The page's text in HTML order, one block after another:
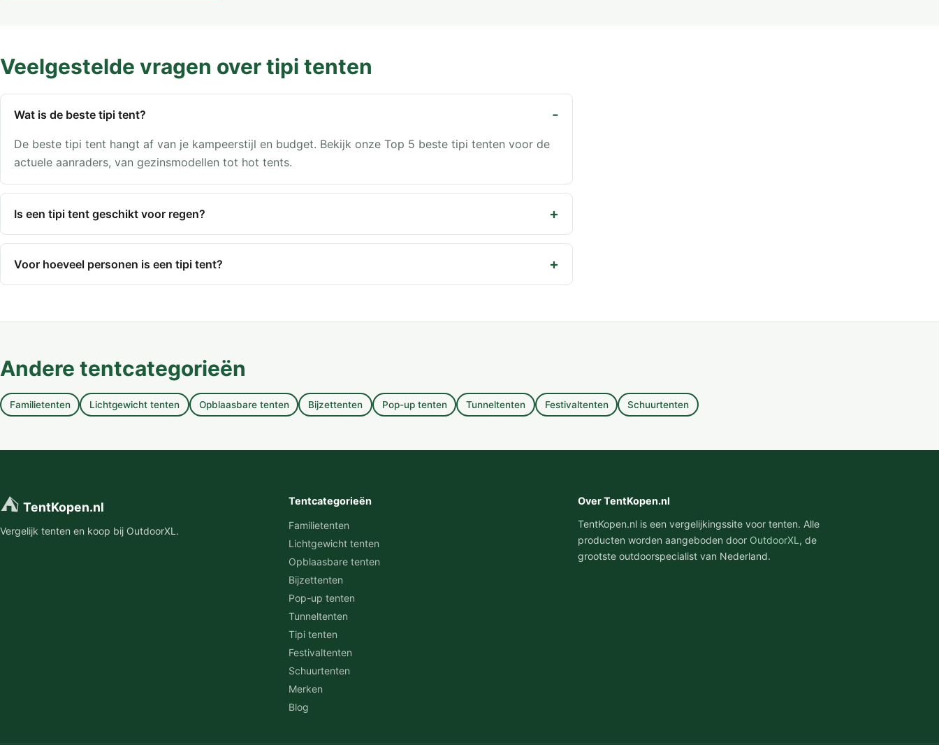
Veelgestelde vragen over tipi tenten
Wat is de beste tipi tent?
De beste tipi tent hangt af van je kampeerstijl en budget. Bekijk onze Top 5 beste tipi tenten voor de
actuele aanraders, van gezinsmodellen tot hot tents.
Is een tipi tent geschikt voor regen?
Voor hoeveel personen is een tipi tent?
Andere tentcategorieën
Familietenten Lichtgewicht tenten Opblaasbare tenten Bijzettenten Pop-up tenten Tunneltenten Festivaltenten Schuurtenten
⛺ TentKopen.nl
Vergelijk tenten en koop bij OutdoorXL.
Tentcategorieën
Familietenten
Lichtgewicht tenten
Opblaasbare tenten
Bijzettenten
Pop-up tenten
Tunneltenten
Tipi tenten
Festivaltenten
Schuurtenten
Merken
Blog
Over TentKopen.nl
TentKopen.nl is een vergelijkingssite voor tenten. Alle
producten worden aangeboden door OutdoorXL , de
grootste outdoorspecialist van Nederland.